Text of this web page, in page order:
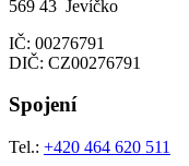
569 43 Jevíčko
IČ: 00276791
DIČ: CZ00276791
Spojení
Tel.: +420 464 620 511